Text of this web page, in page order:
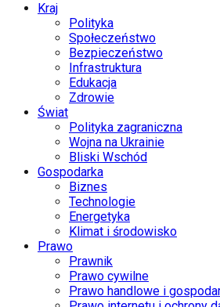
Kraj
Polityka
Społeczeństwo
Bezpieczeństwo
Infrastruktura
Edukacja
Zdrowie
Świat
Polityka zagraniczna
Wojna na Ukrainie
Bliski Wschód
Gospodarka
Biznes
Technologie
Energetyka
Klimat i środowisko
Prawo
Prawnik
Prawo cywilne
Prawo handlowe i